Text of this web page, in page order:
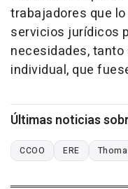
trabajadores que
servicios jurídicos
necesidades,
individual, que
Últimas noticias
CCOO ERE